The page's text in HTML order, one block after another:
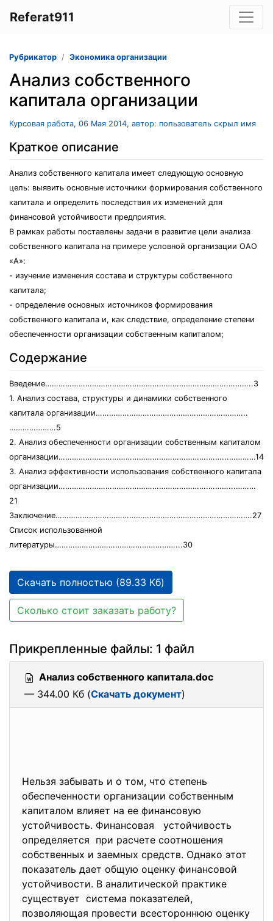
Referat911
Рубрикатор Экономика организации
Анализ собственного
капитала организации
Курсовая работа, 06 Мая 2014, автор: пользователь скрыл имя
Краткое описание
Анализ собственного капитала имеет следующую основную
цель: выявить основные источники формирования собственного
капитала и определить последствия их изменений для
финансовой устойчивости предприятия.
В рамках работы поставлены задачи в развитие цели анализа
собственного капитала на примере условной организации ОАО
«А»:
- изучение изменения состава и структуры собственного
капитала;
- определение основных источников формирования
собственного капитала и, как следствие, определение степени
обеспеченности организации собственным капиталом;
Содержание
Введение……………………………………………………………………….………..3
1. Анализ состава, структуры и динамики собственного
капитала организации…………………………………………………………..
…………………5
2. Анализ обеспеченности организации собственным капиталом
организации………………………………………………………….……...…………14
3. Анализ эффективности использования собственного капитала
организации………………………………………………………….………...………
21
Заключение…………………………………………………………………………….27
Список использованной
литературы………………………………………………...30
Скачать полностью (89.33 Кб)
Сколько стоит заказать работу?
Прикрепленные файлы: 1 файл
Анализ собственного капитала.doc
— 344.00 Кб (Скачать документ)
Нельзя забывать и о том, что степень
обеспеченности организации собственным
капиталом влияет на ее финансовую
устойчивость. Финансовая устойчивость
определяется при расчете соотношения
собственных и заемных средств. Однако этот
показатель дает общую оценку финансовой
устойчивости. В аналитической практике
существует система показателей,
позволяющая провести всестороннюю оценку